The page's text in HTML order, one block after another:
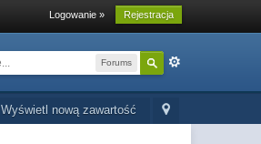
Logowanie » Rejestracja
Forums
Wyświetl nową zawartość